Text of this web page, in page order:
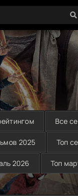
Все
2025 Топ
2026 Топ